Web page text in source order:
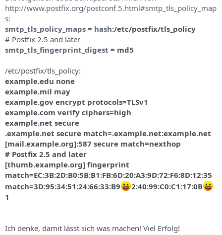
http://www.postfix.org/postconf.5.html#smtp_tls_policy_map
s:
smtp_tls_policy_maps = hash:/etc/postfix/tls_policy
# Postfix 2.5 and later
smtp_tls_fingerprint_digest = md5
/etc/postfix/tls_policy:
example.edu none
example.mil may
example.gov encrypt protocols=TLSv1
example.com verify ciphers=high
example.net secure
.example.net secure match=.example.net:example.net
[mail.example.org]:587 secure match=nexthop
# Postfix 2.5 and later
[thumb.example.org] fingerprint
match=EC:3B:2D:B0:5B:B1:FB:6D:20:A3:9D:72:F6:8D:12:35
match=3D:95:34:51:24:66:33:B9
2:40:99:C0:C1:17:0B
1
Ich denke, damit lässt sich was machen! Viel Erfolg!